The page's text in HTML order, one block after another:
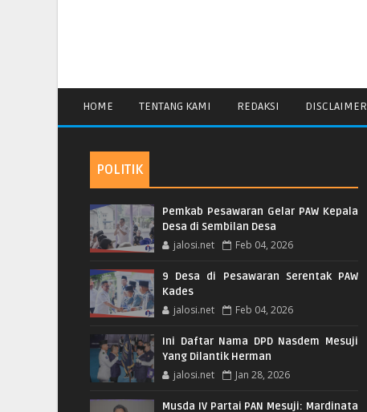
HOME TENTANG KAMI REDAKSI DISCLAIMER
POLITIK
Pemkab Pesawaran Gelar PAW Kepala
Desa di Sembilan Desa
jalosi.net Feb 04, 2026
9 Desa di Pesawaran Serentak PAW
Kades
jalosi.net Feb 04, 2026
Ini Daftar Nama DPD Nasdem Mesuji
Yang Dilantik Herman
jalosi.net Jan 28, 2026
Musda IV Partai PAN Mesuji: Mardinata